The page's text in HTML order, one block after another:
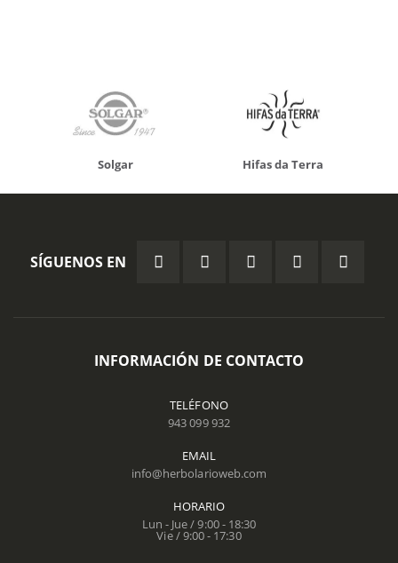
Solgar Hifas da Terra
SÍGUENOS EN
INFORMACIÓN DE CONTACTO
TELÉFONO
943 099 932
EMAIL
info@herbolarioweb.com
HORARIO
Lun - Jue / 9:00 - 18:30
Vie / 9:00 - 17:30